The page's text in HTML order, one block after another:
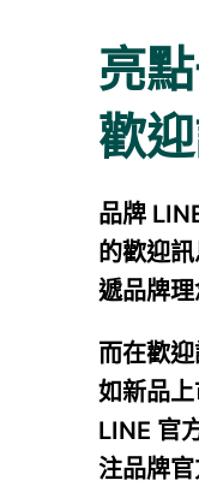
亮
歡
品牌
的歡迎
遞品牌
而在歡
如新品
LINE 官
注品牌